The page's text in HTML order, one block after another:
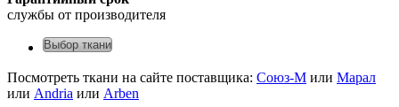
службы от производителя
Выбор ткани
Посмотреть ткани на сайте поставщика: Союз-М или Марал
или Andria или Arben